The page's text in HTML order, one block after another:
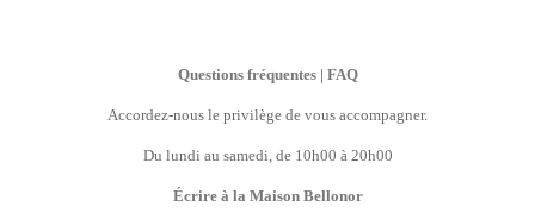
Questions fréquentes | FAQ
Accordez-nous le privilège de vous accompagner.
Du lundi au samedi, de 10h00 à 20h00
Écrire à la Maison Bellonor